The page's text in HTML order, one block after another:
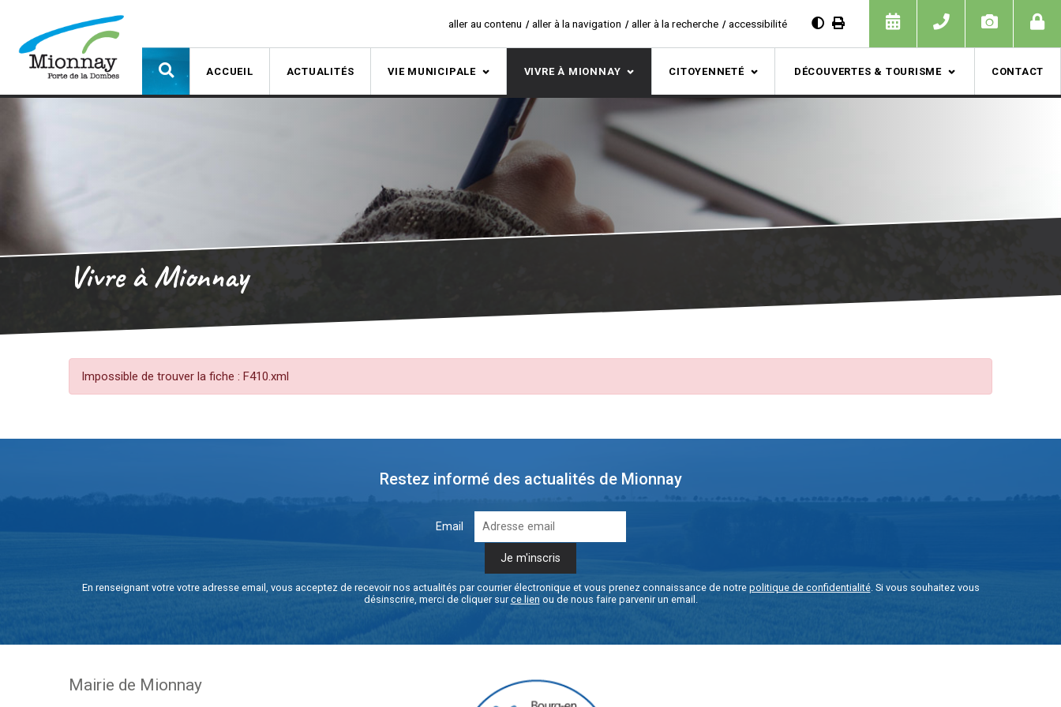
aller au contenu aller à la navigation aller à la recherche accessibilité
ACCUEIL ACTUALITÉS VIE MUNICIPALE VIVRE À MIONNAY CITOYENNETÉ DÉCOUVERTES & TOURISME CONTACT
Vivre à Mionnay
Impossible de trouver la fiche : F410.xml
Restez informé des actualités de Mionnay
Email
En renseignant votre votre adresse email, vous acceptez de recevoir nos actualités par courrier électronique et vous prenez connaissance de notre politique de confidentialité. Si vous souhaitez vous
désinscrire, merci de cliquer surce lien ou de nous faire parvenir un email.
Mairie de Mionnay